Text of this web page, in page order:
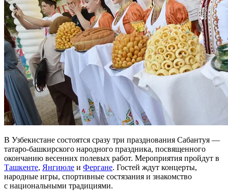
В Узбекистане состоятся сразу три празднования Сабантуя —
татаро-башкирского народного праздника, посвященного
окончанию весенних полевых работ. Мероприятия пройдут в
Ташкенте, Янгиюле и Фергане. Гостей ждут концерты,
народные игры, спортивные состязания и знакомство
с национальными традициями.